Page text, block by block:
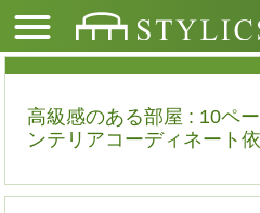
高級感のある部屋 : 10ペ
ンテリアコーディネート